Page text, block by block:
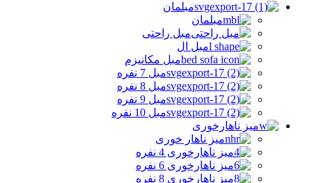
مبلمان
مبلمان
مبل راحتی
مبل ال
مبل مکانیزم
مبل 7 نفره
مبل 8 نفره
مبل 9 نفره
مبل 10 نفره
میز ناهارخوری
میز ناهار خوری
میز ناهارخوری 4 نفره
میز ناهارخوری 6 نفره
میز ناهارخوری 8 نفره